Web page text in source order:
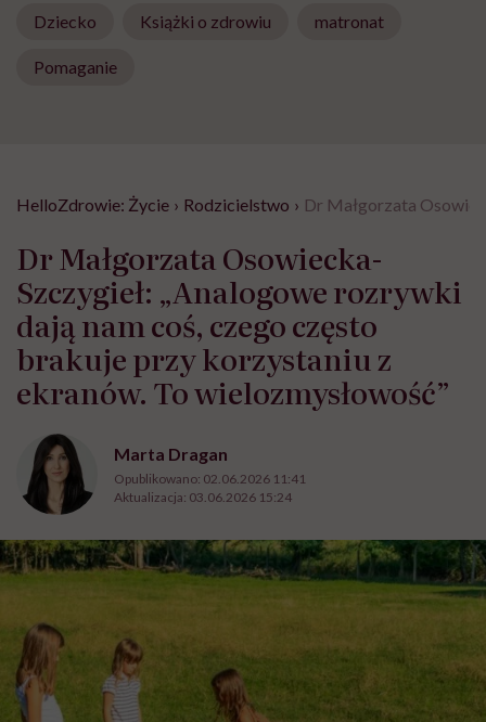
Dziecko Książki o zdrowiu matronat
Pomaganie
HelloZdrowie: Życie › Rodzicielstwo › Dr Małgorzata
Dr Małgorzata Osowiecka-
Szczygieł: „Analogowe rozrywki
dają nam coś, czego często
brakuje przy korzystaniu z
ekranów. To wielozmysłowość”
Marta Dragan
Opublikowano: 02.06.2026 11:41
Aktualizacja: 03.06.2026 15:24